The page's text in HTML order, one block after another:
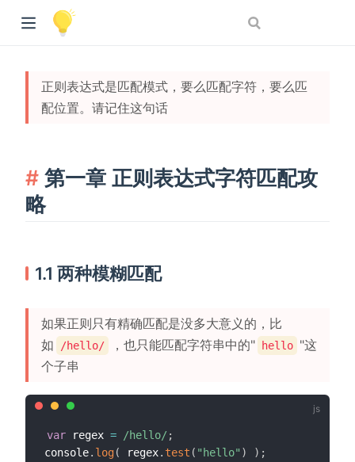
正则表达式是匹配模式，要么匹配字符，要么匹
配位置。请记住这句话
第一章 正则表达式字符匹配攻
略
1.1 两种模糊匹配
如果正则只有精确匹配是没多大意义的，比
如
/hello/ ，也只能匹配字符串中的" hello "这
个子串
var regex = /hello/ ;
console. log( regex. test ( "hello" ) ) ;